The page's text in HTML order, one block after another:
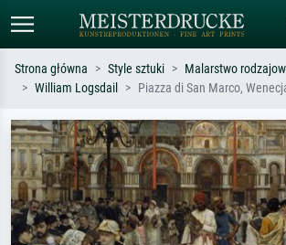
Szukaj wg artysty, tytułu lub stylu – np.
Monet, Gwiaździsta noc,
impresjonizm, fala Hokusaia, akt.
Opisz
abstrakcja z
stojący
Strona główna Style sztuki
Malarstwo
William Logsdail
Piazza di San Marco,